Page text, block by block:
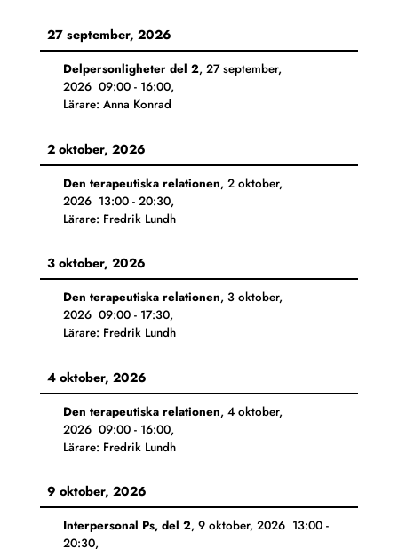
27 september, 2026
Delpersonligheter del 2, 27 september,
2026 09:00- 16:00,
Lärare: Anna Konrad
2 oktober, 2026
Den terapeutiska relationen, 2 oktober,
2026 13:00- 20:30,
Lärare: Fredrik Lundh
3 oktober, 2026
Den terapeutiska relationen, 3 oktober,
2026 09:00- 17:30,
Lärare: Fredrik Lundh
4 oktober, 2026
Den terapeutiska relationen, 4 oktober,
2026 09:00- 16:00,
Lärare: Fredrik Lundh
9 oktober, 2026
Interpersonal Ps, del 2, 9 oktober, 2026 13:00-
20:30,